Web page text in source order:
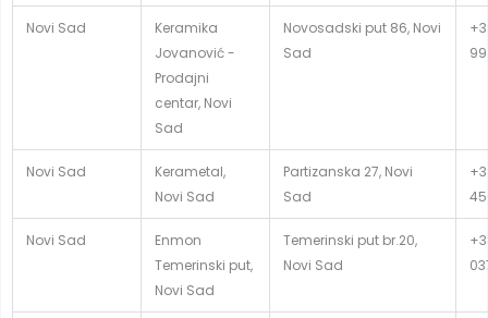
Novi Sad
Keramika
Jovanović -
Prodajni
centar, Novi
Sad
Novosadski put 86, Novi
Sad
Novi Sad
Kerametal,
Novi Sad
Partizanska 27, Novi
Sad
Novi Sad
Enmon
Temerinski put,
Novi Sad
Temerinski put br.20,
Novi Sad